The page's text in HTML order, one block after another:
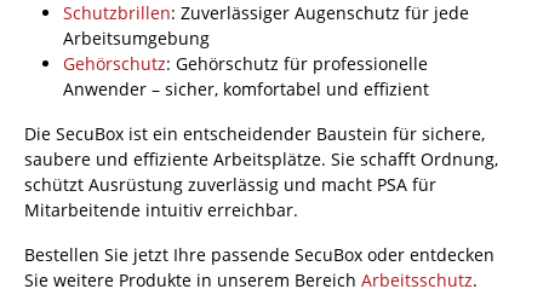
Schutzbrillen: Zuverlässiger Augenschutz für jede
Arbeitsumgebung
Gehörschutz: Gehörschutz für professionelle
Anwender – sicher, komfortabel und effizient
Die SecuBox ist ein entscheidender Baustein für sichere,
saubere und effiziente Arbeitsplätze. Sie schafft Ordnung,
schützt Ausrüstung zuverlässig und macht PSA für
Mitarbeitende intuitiv erreichbar.
Bestellen Sie jetzt Ihre passende SecuBox oder entdecken
Sie weitere Produkte in unserem Bereich Arbeitsschutz.